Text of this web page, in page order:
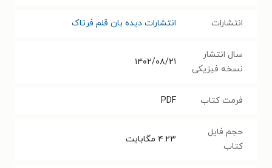
انتشارات انتشارات دیده بان قلم فرتاک
سال انتشار
نسخه فیزیکی
۱۴۰۲/۰۸/۲۱
فرمت کتاب PDF
حجم فایل
کتاب
۴.۲۳ مگابایت